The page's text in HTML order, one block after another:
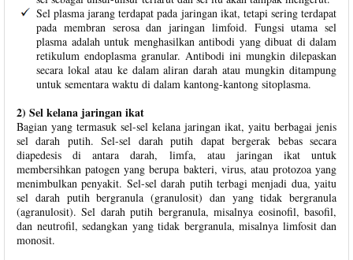
Sel plasma jarang terdapat pada jaringan ikat, tetapi sering terdapat
pada membran serosa dan jaringan limfoid. Fungsi utama sel
plasma adalah untuk menghasilkan antibodi yang dibuat di dalam
retikulum endoplasma granular. Antibodi ini mungkin dilepaskan
secara lokal atau ke dalam aliran darah atau mungkin ditampung
untuk sementara waktu di dalam kantong-kantong sitoplasma.
2) Sel kelana jaringan ikat
Bagian yang termasuk sel-sel kelana jaringan ikat, yaitu berbagai jenis
sel darah putih. Sel-sel darah putih dapat bergerak bebas secara
diapedesis di antara darah, limfa, atau jaringan ikat untuk
membersihkan patogen yang berupa bakteri, virus, atau protozoa yang
menimbulkan penyakit. Sel-sel darah putih terbagi menjadi dua, yaitu
sel darah putih bergranula (granulosit) dan yang tidak bergranula
(agranulosit). Sel darah putih bergranula, misalnya eosinofil, basofil,
dan neutrofil, sedangkan yang tidak bergranula, misalnya limfosit dan
monosit.